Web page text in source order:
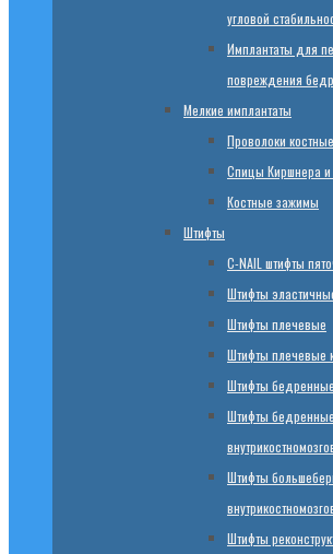
угловой
Имплантаты для
повреждения
Мелкие имплантаты
Проволоки
Спицы Киршнера
Костные зажимы
Штифты
C-NAIL штифты
Штифты
Штифты плечевые
Штифты плечевые
Штифты
Штифты
Штифты
Штифты